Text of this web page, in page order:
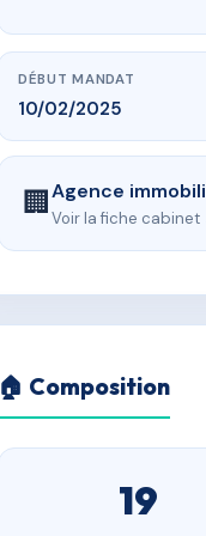
DÉBUT MANDAT
10/02/2025
🏢Agence
Voir la fiche cabinet
🏠 Composition
19